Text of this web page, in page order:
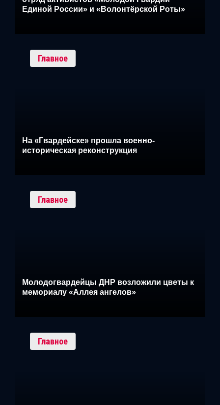
Единой России» и «Волонтёрской Роты»
Главное
На «Гвардейске» прошла военно-
историческая реконструкция
Главное
Молодогвардейцы ДНР возложили цветы к
мемориалу «Аллея ангелов»
Главное